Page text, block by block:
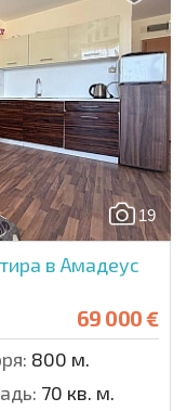
19
в Амадеус
69 000 €
800 м.
70 кв. м.